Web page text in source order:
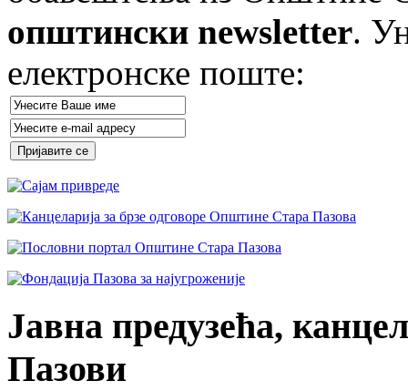
општински newsletter.
електронске поште:
Јавна предузећа,
Пазови